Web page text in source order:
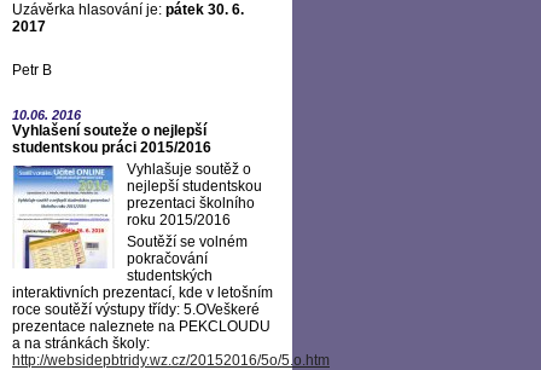
Uzávěrka hlasování je: pátek 30. 6.
2017
Petr B
10.06. 2016
Vyhlašení souteže o nejlepší
studentskou práci 2015/2016
Vyhlašuje soutěž o
nejlepší studentskou
prezentaci školního
roku 2015/2016
Soutěží se volném
pokračování
studentských
interaktivních prezentací, kde v letošním
roce soutěží výstupy třídy: 5.OVeškeré
prezentace naleznete na PEKCLOUDU
a na stránkách školy:
http://websidepbtridy.wz.cz/20152016/5o/5.o.htm